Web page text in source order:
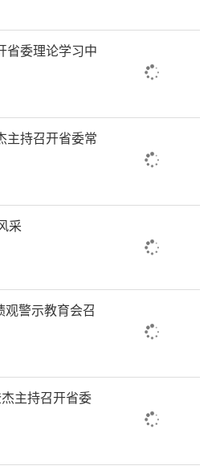
超4万农户发展产业。政
成为干事创业的热土。
模达108.37万人，完成
。许多外出务工者带着技
成为新型经营主体带头
发展。
一产业固定资产投资这
向高标准农田、设施农
、仓储物流和乡村新业
本“下沉”乡村，夯实了
。
村各项改革稳步推进，为
力。农村承包地二轮延包
转交易平台累计成交957
元，沉睡的资源被唤醒。
、农业行政审批等领域
省委理论学习中
主持召开省委常
采
警示教育会召
主持召开省委